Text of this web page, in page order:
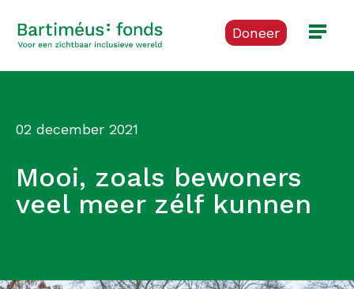
Doneer
Mooi, zoals bewoners
veel meer zélf kunnen
02 december 2021